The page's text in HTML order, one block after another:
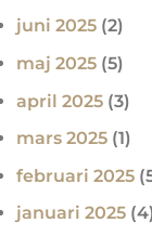
juni 2025 (2)
maj 2025 (5)
april 2025 (3)
mars 2025 (1)
februari 2025
januari 2025